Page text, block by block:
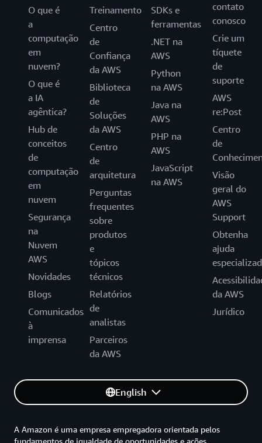
O que é
a
computação
em
nuvem?
O que é
a IA
agêntica?
Hub de
conceitos
de
computação
em
nuvem
Segurança
na
Nuvem
AWS
Novidades
Blogs
Comunicados
à
imprensa
Treinamento
Centro
de
Confiança
da AWS
Biblioteca
de
Soluções
da AWS
Centro
de
arquitetura
Perguntas
frequentes
sobre
produtos
e
tópicos
técnicos
Relatórios
de
analistas
Parceiros
da AWS
SDKs e
ferramentas
.NET na
AWS
Python
na AWS
Java na
AWS
PHP na
AWS
JavaScript
na AWS
contato
conosco
Crie um
tíquete
de
suporte
AWS
re:Post
Centro
de
Visão
geral do
AWS
Support
Obtenha
ajuda
da AWS
Jurídico
English
A Amazon é uma empresa empregadora orientada pelos